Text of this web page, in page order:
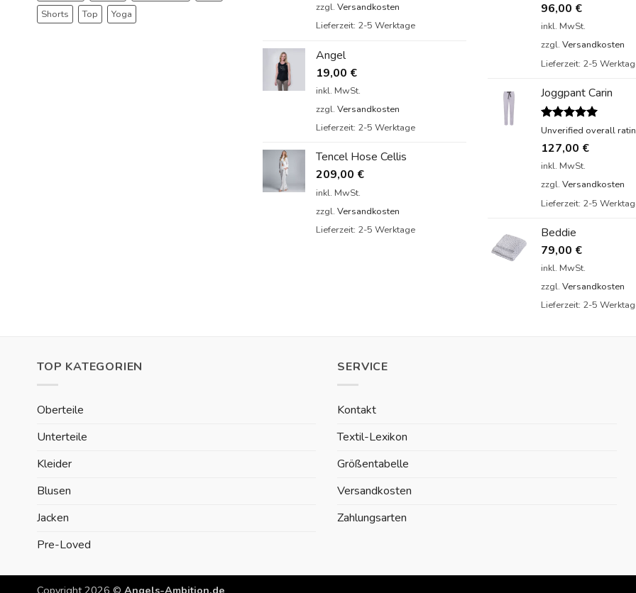
Shorts
Top Yoga
zzgl. Versandkosten
Lieferzeit: 2-5 Werktage
Angel
19,00 €
inkl. MwSt.
zzgl. Versandkosten
Lieferzeit: 2-5 Werktage
Tencel Hose Cellis
209,00 €
inkl. MwSt.
zzgl. Versandkosten
Lieferzeit: 2-5 Werktage
von 5
96,00 €
inkl. MwSt.
zzgl. Versandkosten
Lieferzeit: 2-5
Joggpant Carin
Bewertet
von 5
Unverified overall
127,00 €
inkl. MwSt.
zzgl. Versandkosten
Lieferzeit: 2-5
Beddie
79,00 €
inkl. MwSt.
zzgl. Versandkosten
Lieferzeit: 2-5
TOP KATEGORIEN
Oberteile
Unterteile
Kleider
Blusen
Jacken
Pre-Loved
SERVICE
Kontakt
Textil-Lexikon
Größentabelle
Versandkosten
Zahlungsarten
Copyright 2026 © Angels-Ambition.de